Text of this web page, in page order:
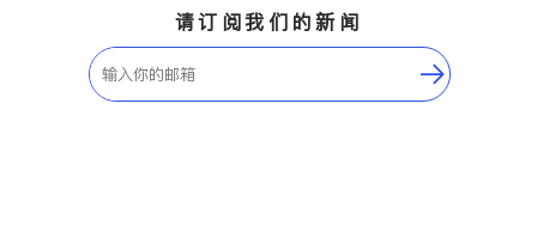
请订阅我们的新闻